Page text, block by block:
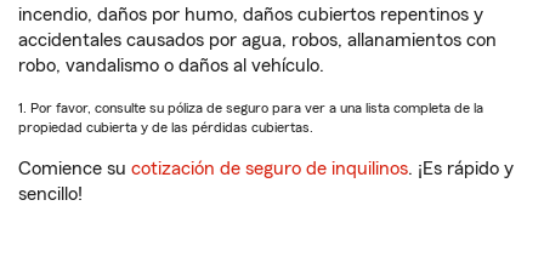
incendio, daños por humo, daños cubiertos repentinos y
accidentales causados por agua, robos, allanamientos con
robo, vandalismo o daños al vehículo.
1. Por favor, consulte su póliza de seguro para ver a una lista completa de la
propiedad cubierta y de las pérdidas cubiertas.
Comience su cotización de seguro de inquilinos. ¡Es rápido y
sencillo!